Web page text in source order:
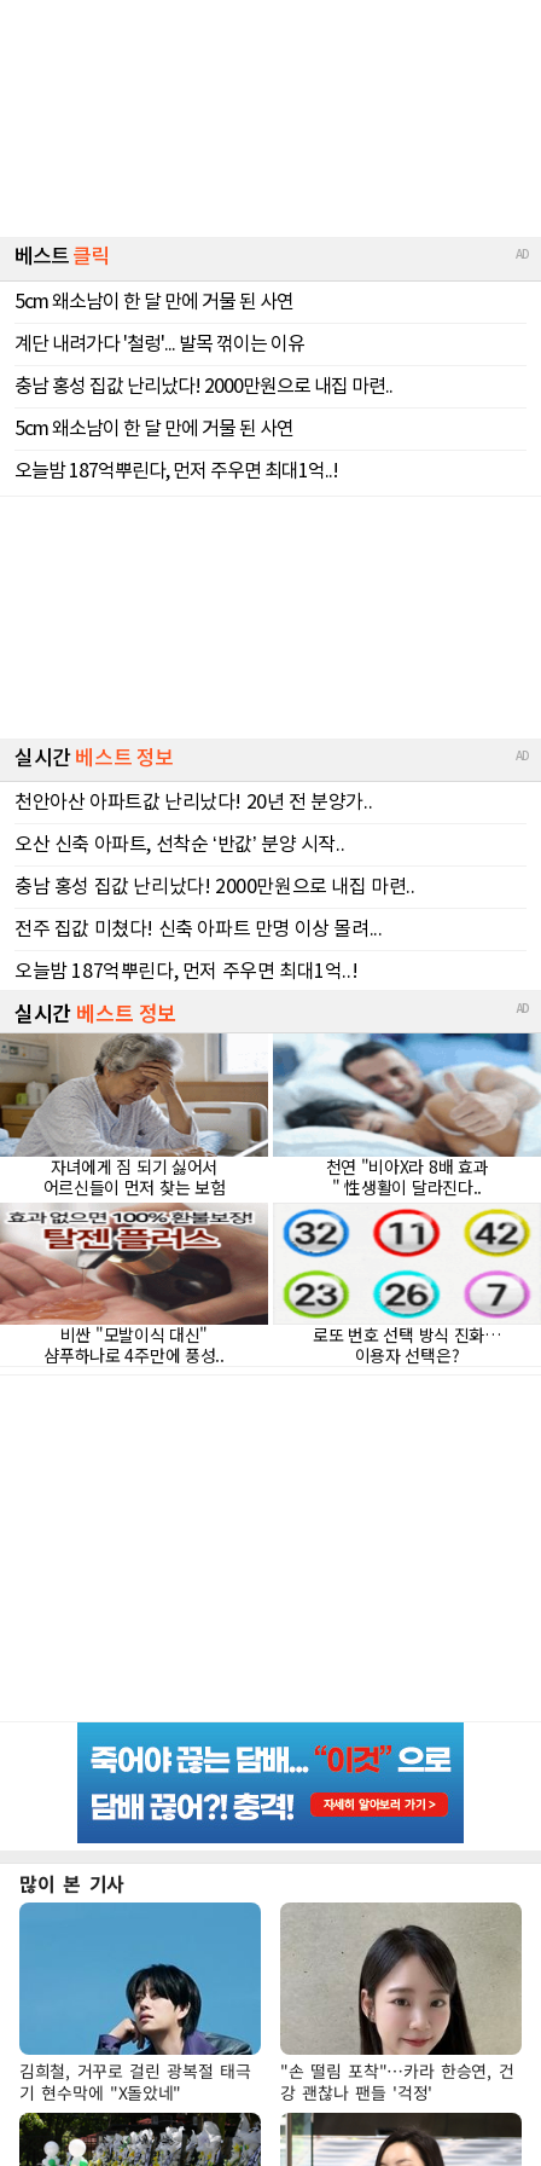
많이 본 기사
김희철, 거꾸로 걸린 광복절 태극
기 현수막에 "X돌았네"
"손 떨림 포착"…카라 한승연, 건
강 괜찮나 팬들 '걱정'